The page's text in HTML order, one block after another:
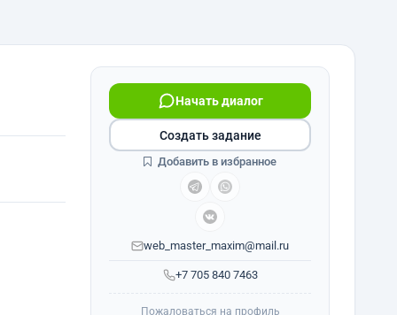
+7 705 840 7463
Начать диалог
web_master_maxim@mail.ru
Создать задание
Добавить в избранное
Пожаловаться на профиль